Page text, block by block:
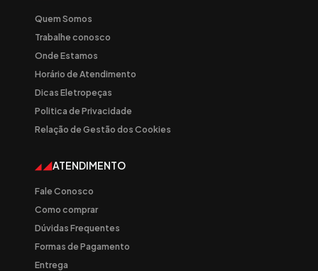
Quem Somos
Trabalhe conosco
Onde Estamos
Horário de Atendimento
Dicas Eletropeças
Politica de Privacidade
Relação de Gestão dos Cookies
ATENDIMENTO
Fale Conosco
Como comprar
Dúvidas Frequentes
Formas de Pagamento
Entrega